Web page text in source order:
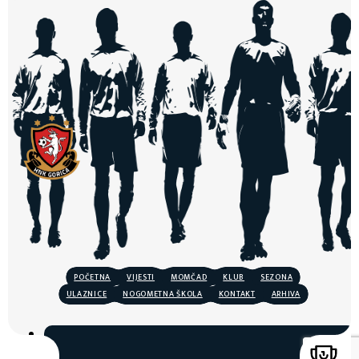
POČETNA VIJESTI MOMČAD KLUB
SEZONA
ULAZNICE
NOGOMETNA ŠKOLA KONTAKT ARHIVA